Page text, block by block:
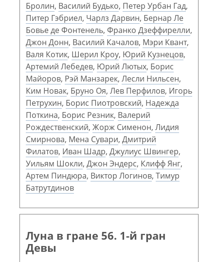
Бролин, Василий Будько, Петер Урбан Гад,
Питер Гэбриел, Чарлз Дарвин, Бернар Ле
Бовье де Фонтенель, Франко Дзеффирелли,
Джон Донн, Василий Качалов, Мэри Квант,
Валя Котик, Шерил Кроу, Юрий Кузнецов,
Артемий Лебедев, Юрий Лютых, Борис
Майоров, Рэй Манзарек, Лесли Нильсен,
Ким Новак, Бруно Оя, Лев Перфилов, Игорь
Петрухин, Борис Пиотровский, Надежда
Поткина, Борис Резник, Валерий
Рождественский, Жорж Сименон, Лидия
Смирнова, Мена Сувари, Дмитрий
Филатов, Иван Шадр, Джулиус Швингер,
Уильям Шокли, Джон Эндерс, Клифф Янг,
Артем Пиндюра, Виктор Логинов, Тимур
Батрутдинов
Луна в гране 56. 1-й гран
Девы